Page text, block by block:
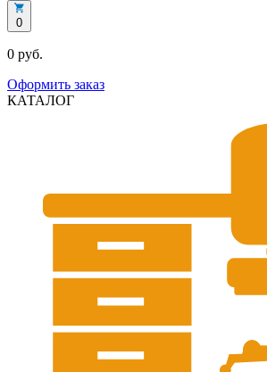
0
0 руб.
Оформить заказ
КАТАЛОГ